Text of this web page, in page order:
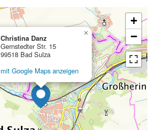
Christina Danz
Gernstedter Str. 15
99518 Bad Sulza
mit Google Maps anzeigen
×
+
−